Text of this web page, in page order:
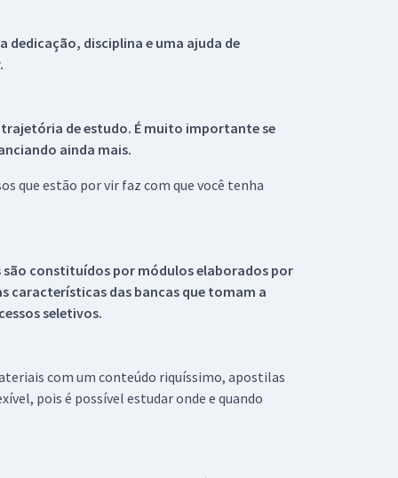
dedicação, disciplina e uma ajuda de
de estudo. É muito importante se
ainda mais.
que estão por vir faz com que você tenha
são constituídos por módulos elaborados por
características das bancas que tomam a
seletivos.
com um conteúdo riquíssimo, apostilas
pois é possível estudar onde e quando